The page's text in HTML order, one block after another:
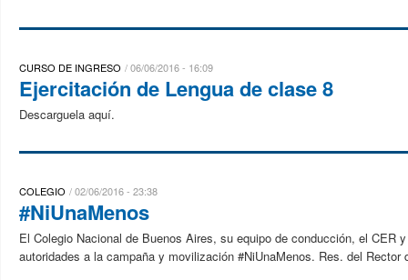
CURSO DE INGRESO 06/06/2016 - 16:09
Ejercitación de Lengua de clase 8
Descarguela aquí.
COLEGIO 02/06/2016 - 23:38
#NiUnaMenos
El Colegio Nacional de Buenos Aires, su equipo de conducción, el
autoridades a la campaña y movilización #NiUnaMenos. Res. del